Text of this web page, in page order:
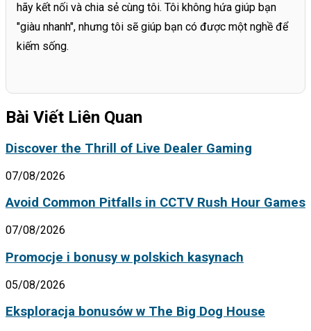
hãy kết nối và chia sẻ cùng tôi. Tôi không hứa giúp bạn
"giàu nhanh", nhưng tôi sẽ giúp bạn có được một nghề để
kiếm sống.
Bài Viết Liên Quan
Discover the Thrill of Live Dealer Gaming
07/08/2026
Avoid Common Pitfalls in CCTV Rush Hour Games
07/08/2026
Promocje i bonusy w polskich kasynach
05/08/2026
Eksploracja bonusów w The Big Dog House